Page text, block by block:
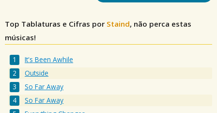
Top Tablaturas e Cifras por Staind, não perca estas
músicas!
It's Been Awhile
Outside
So Far Away
So Far Away